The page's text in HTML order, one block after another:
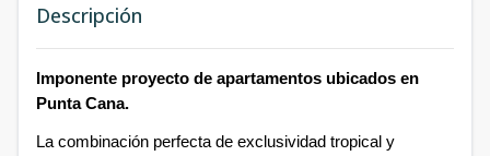
Descripción
Imponente proyecto de apartamentos ubicados en
Punta Cana.
La combinación perfecta de exclusividad tropical y